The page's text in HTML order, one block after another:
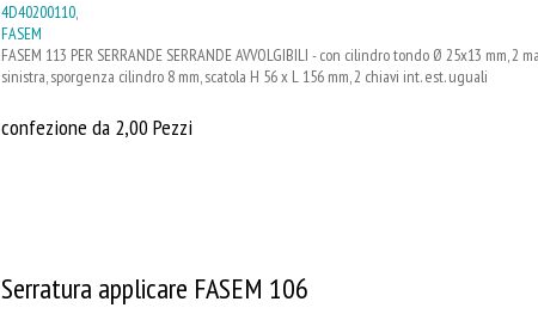
4D40200110,
FASEM
FASEM 113 PER SERRANDE SERRANDE AVVOLGIBILI - con cilindro tondo Ø 25x13 mm,
sinistra, sporgenza cilindro 8 mm, scatola H 56 x L 156 mm, 2 chiavi int. est. uguali
confezione da 2,00 Pezzi
Serratura applicare FASEM 106